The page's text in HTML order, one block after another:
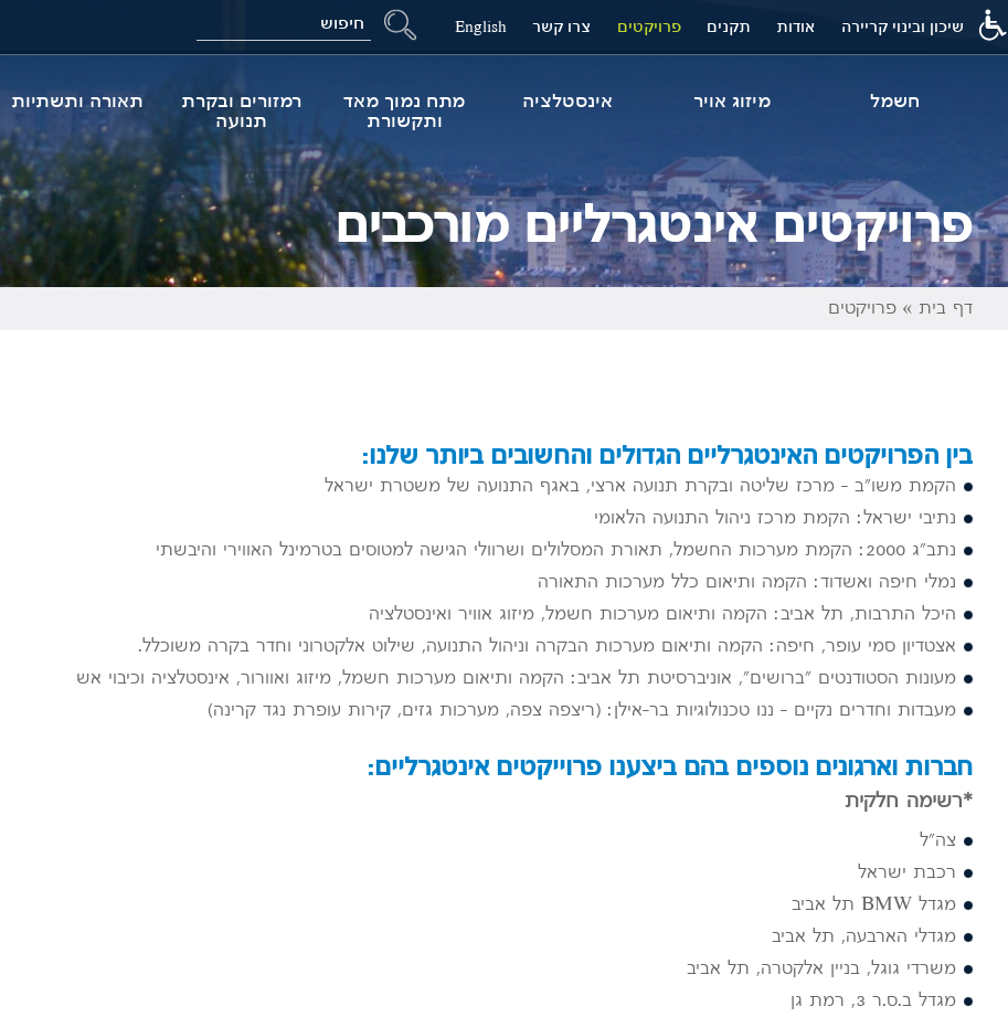
שיכון ובינוי קריירה אודות תקנים פרויקטים צרו קשר English
Search
חשמל מיזוג אויר אינסטלציה
מתח נמוך מאד
ותקשורת
רמזורים ובקרת
תנועה
תאורה ותשתיות
פרויקטים אינטגרליים מורכבים
דף בית » פרויקטים
בין הפרויקטים האינטגרליים הגדולים והחשובים ביותר שלנו:
הקמת משו"ב – מרכז שליטה ובקרת תנועה ארצי, באגף התנועה של משטרת ישראל
נתיבי ישראל: הקמת מרכז ניהול התנועה הלאומי
נתב"ג 2000: הקמת מערכות החשמל, תאורת המסלולים ושרוולי הגישה למטוסים בטרמינל האווירי והיבשתי
נמלי חיפה ואשדוד: הקמה ותיאום כלל מערכות התאורה
היכל התרבות, תל אביב: הקמה ותיאום מערכות חשמל, מיזוג אוויר ואינסטלציה
אצטדיון סמי עופר, חיפה: הקמה ותיאום מערכות הבקרה וניהול התנועה, שילוט אלקטרוני וחדר בקרה משוכלל.
מעונות הסטודנטים "ברושים", אוניברסיטת תל אביב: הקמה ותיאום מערכות חשמל, מיזוג ואוורור, אינסטלציה וכיבוי אש
מעבדות וחדרים נקיים – ננו טכנולוגיות בר-אילן: (ריצפה צפה, מערכות גזים, קירות עופרת נגד קרינה)
חברות וארגונים נוספים בהם ביצענו פרוייקטים אינטגרליים:
*רשימה חלקית
צה"ל
רכבת ישראל
מגדל BMW תל אביב
מגדלי הארבעה, תל אביב
משרדי גוגל, בניין אלקטרה, תל אביב
מגדל ב.ס.ר 3, רמת גן